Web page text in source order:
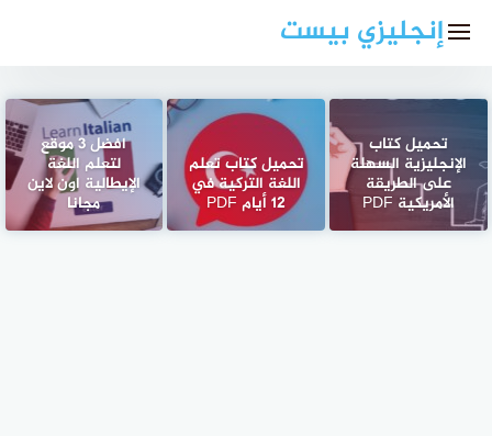
إنجليزي بيست
تحميل كتاب
الإنجليزية السهلة
على الطريقة
الأمريكية PDF
تحميل كتاب تعلم
اللغة التركية في
12 أيام PDF
افضل 3 موقع
لتعلم اللغة
الإيطالية اون لاين
مجانا